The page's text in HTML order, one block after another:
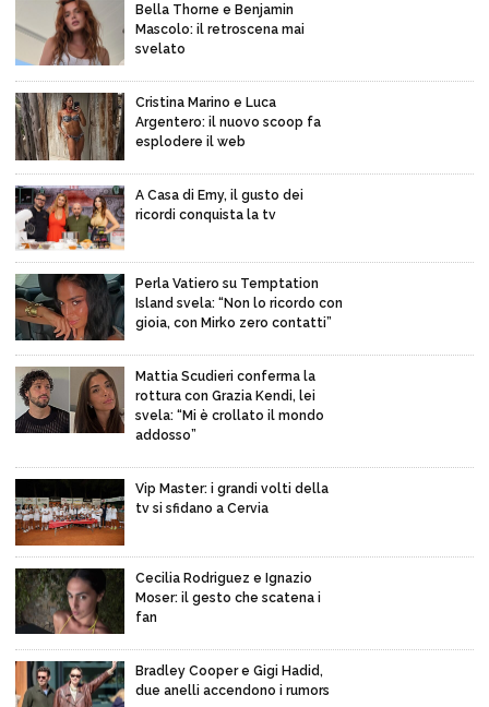
Bella Thorne e Benjamin
Mascolo: il retroscena mai
svelato
Cristina Marino e Luca
Argentero: il nuovo scoop fa
esplodere il web
A Casa di Emy, il gusto dei
ricordi conquista la tv
Perla Vatiero su Temptation
Island svela: “Non lo ricordo con
gioia, con Mirko zero contatti”
Mattia Scudieri conferma la
rottura con Grazia Kendi, lei
svela: “Mi è crollato il mondo
addosso”
Vip Master: i grandi volti della
tv si sfidano a Cervia
Cecilia Rodriguez e Ignazio
Moser: il gesto che scatena i
fan
Bradley Cooper e Gigi Hadid,
due anelli accendono i rumors